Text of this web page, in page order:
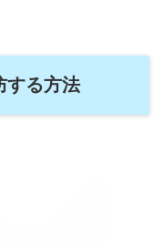
する方法